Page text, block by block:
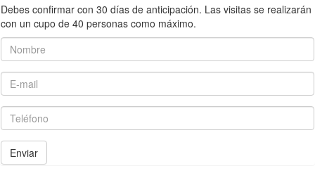
Debes confirmar con 30 días de anticipación. Las visitas se realizarán
con un cupo de 40 personas como máximo.
Nombre
E-mail
Teléfono
Enviar